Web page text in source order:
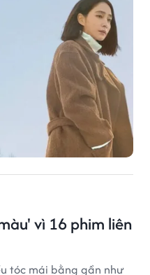
vì 16 phim liên
tóc mái bằng gần như